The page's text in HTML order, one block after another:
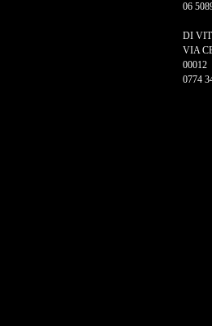
06
DI
VIA
0774